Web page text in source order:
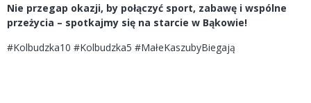
Nie przegap okazji, by połączyć sport, zabawę i wspólne
przeżycia – spotkajmy się na starcie w Bąkowie!
#Kolbudzka10 #Kolbudzka5 #MałeKaszubyBiegają